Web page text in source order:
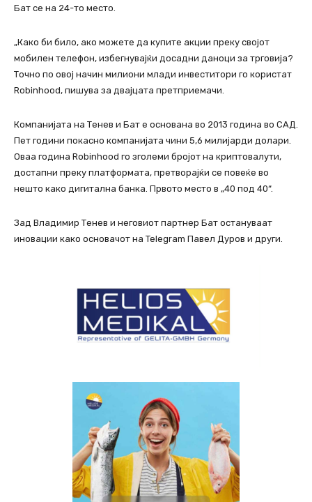
Бат се на 24-то место.
„Како би било, ако можете да купите акции преку својот
мобилен телефон, избегнувајќи досадни даноци за трговија?
Точно по овој начин милиони млади инвеститори го користат
Robinhood, пишува за двајцата претприемачи.
Компанијата на Тенев и Бат е основана во 2013 година во САД.
Пет години покасно компанијата чини 5,6 милијарди долари.
Оваа година Robinhood го зголеми бројот на криптовалути,
достапни преку платформата, претворајќи се повеќе во
нешто како дигитална банка. Првото место в „40 под 40“.
Зад Владимир Тенев и неговиот партнер Бат остануваат
иновации како основачот на Telegram Павел Дуров и други.